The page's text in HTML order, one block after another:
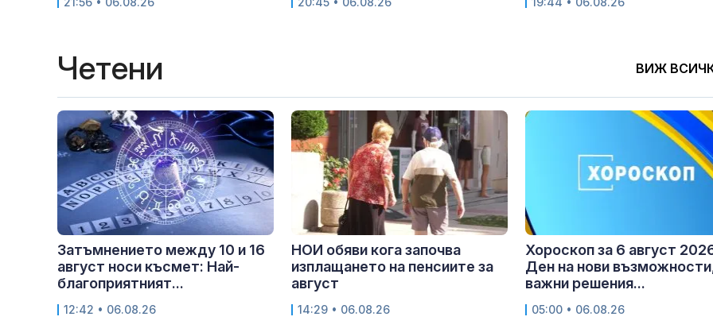
Четени ВИЖ
Затъмнението между 10 и 16
август носи късмет: Най-
благоприятният...
12:42 • 06.08.26
НОИ обяви кога започва
изплащането на пенсиите за
август
14:29 • 06.08.26
Хороскоп за 6 август
Ден на нови
важни решения...
05:00 • 06.08.26